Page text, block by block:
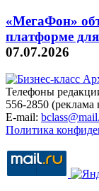
«МегаФон»
платформе
07.07.2026
Телефоны
556-2850 (реклама
E-mail:
Политика